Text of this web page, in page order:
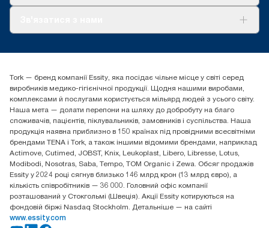
(+38) 044 490 55 66
Essity Україна
04071 м. Київ, вул. Григорія Сковороди 19,
Тел. +38 044 490 55 66
Tork — бренд компанії Essity, яка посідає чільне місце у світі серед
виробників медико-гігієнічної продукції. Щодня нашими виробами,
комплексами й послугами користується мільярд людей з усього світу.
Наша мета — долати перепони на шляху до добробуту на благо
споживачів, пацієнтів, піклувальників, замовників і суспільства. Наша
продукція наявна приблизно в 150 країнах під провідними всесвітніми
брендами TENA і Tork, а також іншими відомими брендами, наприклад
Actimove, Cutimed, JOBST, Knix, Leukoplast, Libero, Libresse, Lotus,
Modibodi, Nosotras, Saba, Tempo, TOM Organic і Zewa. Обсяг продажів
Essity у 2024 році сягнув близько 146 млрд крон (13 млрд євро), а
кількість співробітників — 36 000. Головний офіс компанії
розташований у Стокгольмі (Швеція). Акції Essity котируються на
фондовій біржі Nasdaq Stockholm. Детальніше — на сайті
www.essity.com